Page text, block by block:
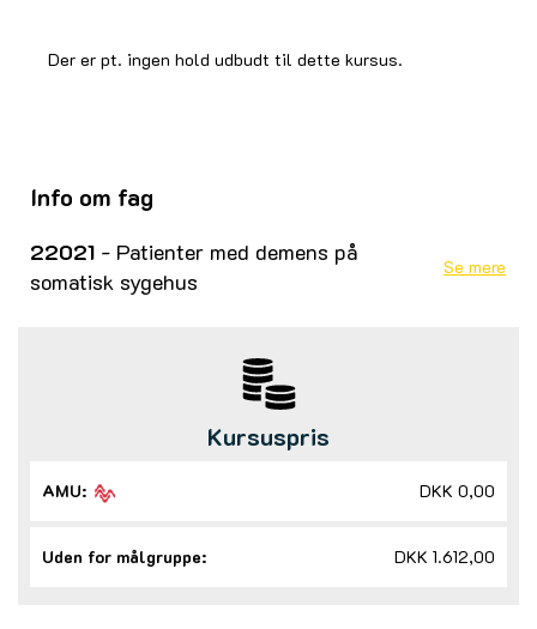
Der er pt. ingen hold udbudt til dette kursus.
Info om fag
22021 - Patienter med demens på
somatisk sygehus
Se mere
Kursuspris
AMU: DKK 0,00
Uden for målgruppe: DKK 1.612,00